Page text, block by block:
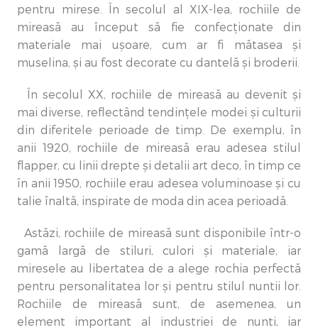
pentru mirese. În secolul al XIX-lea, rochiile de
mireasă au început să fie confecționate din
materiale mai ușoare, cum ar fi mătasea și
muselina, și au fost decorate cu dantelă și broderii.
În secolul XX, rochiile de mireasă au devenit și
mai diverse, reflectând tendințele modei și culturii
din diferitele perioade de timp. De exemplu, în
anii 1920, rochiile de mireasă erau adesea stilul
flapper, cu linii drepte și detalii art deco, în timp ce
în anii 1950, rochiile erau adesea voluminoase și cu
talie înaltă, inspirate de moda din acea perioadă.
Astăzi, rochiile de mireasă sunt disponibile într-o
gamă largă de stiluri, culori și materiale, iar
miresele au libertatea de a alege rochia perfectă
pentru personalitatea lor și pentru stilul nuntii lor.
Rochiile de mireasă sunt, de asemenea, un
element important al industriei de nunti, iar